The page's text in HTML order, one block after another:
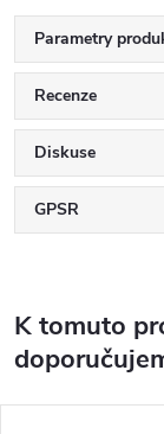
Parametry
Recenze
Diskuse
GPSR
K tomuto